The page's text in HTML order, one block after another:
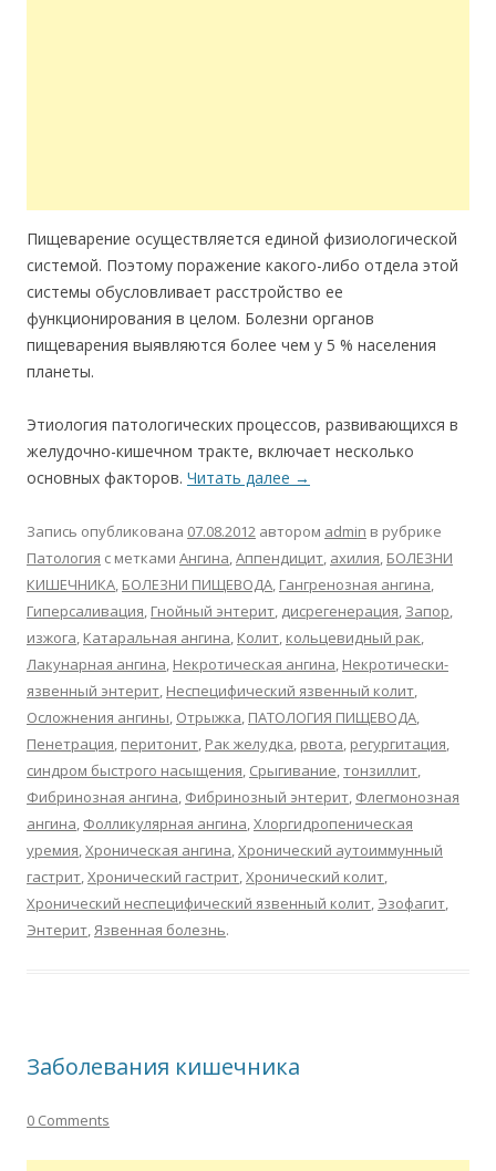
Пищеварение осуществляется единой физиологической
системой. Поэтому поражение какого-либо отдела этой
системы обусловливает расстройство ее
функционирования в целом. Болезни органов
пищеварения выявляются более чем у 5 % населения
планеты.
Этиология патологических процессов, развивающихся в
желудочно-кишечном тракте, включает несколько
основных факторов. Читать далее →
Запись опубликована 07.08.2012 автором admin в рубрике
Патология с метками Ангина,Аппендицит, ахилия, БОЛЕЗНИ
КИШЕЧНИКА, БОЛЕЗНИ ПИЩЕВОДА, Гангренозная ангина,
Гиперсаливация, Гнойный энтерит, дисрегенерация, Запор,
изжога, Катаральная ангина, Колит, кольцевидный рак,
Лакунарная ангина, Некротическая ангина, Некротически-
язвенный энтерит, Неспецифический язвенный колит,
Осложнения ангины, Отрыжка, ПАТОЛОГИЯ ПИЩЕВОДА,
Пенетрация, перитонит, Рак желудка, рвота, регургитация,
синдром быстрого насыщения, Срыгивание,тонзиллит,
Фибринозная ангина, Фибринозный энтерит, Флегмонозная
ангина, Фолликулярная ангина,Хлоргидропеническая
уремия,Хроническая ангина,Хронический аутоиммунный
гастрит,Хронический гастрит,Хронический колит,
Хронический неспецифический язвенный колит, Эзофагит,
Энтерит,Язвенная болезнь.
Заболевания кишечника
0 Comments